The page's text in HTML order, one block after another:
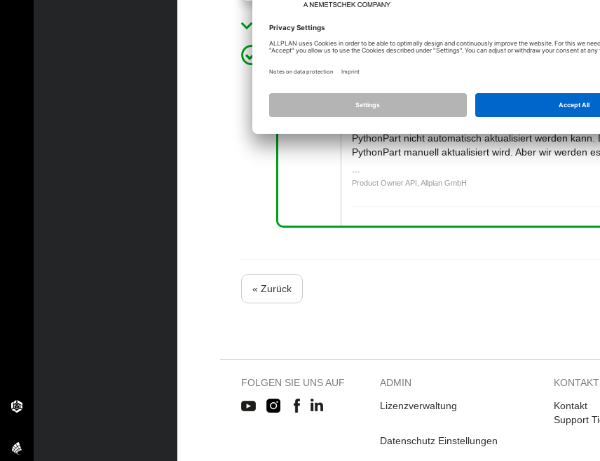
Lösung anzeigen
Wir werden untersuchen, ob es möglich, die
implementieren. Dann kann es bei Bedarf ausgeschaltet
Für die gestalterische Elemente hilft der
PythonPart nicht automatisch aktualisiert werden
PythonPart manuell aktualisiert wird. Aber wir werden
Product Owner API, Allplan GmbH
« Zurück
FOLGEN SIE UNS AUF ADMIN
Lizenzverwaltung
Datenschutz Einstellungen
KONTAKT
Kontakt
Support